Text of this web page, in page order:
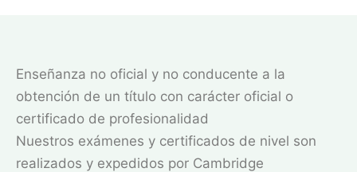
Enseñanza no oficial y no conducente a la
obtención de un título con carácter oficial o
certificado de profesionalidad
Nuestros exámenes y certificados de nivel son
realizados y expedidos por Cambridge